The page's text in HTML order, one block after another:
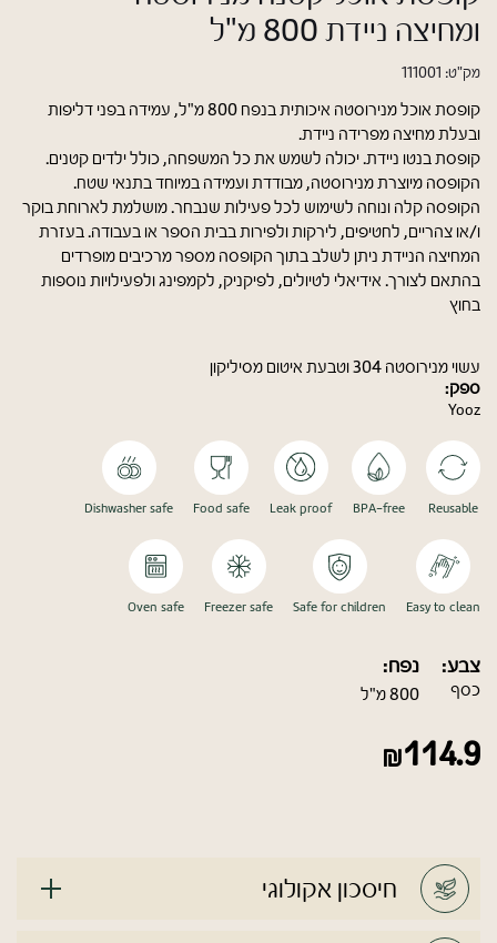
ומחיצה ניידת 800 מ"ל
קופסת אוכל מנירוסטה איכותית בנפח 800 מ"ל, עמידה בפני דליפות
ובעלת מחיצה מפרידה ניידת.
קופסת בנטו ניידת. יכולה לשמש את כל המשפחה, כולל ילדים קטנים.
הקופסה מיוצרת מנירוסטה, מבודדת ועמידה במיוחד בתנאי שטח.
הקופסה קלה ונוחה לשימוש לכל פעילות שנבחר. מושלמת לארוחת בוקר
ו/או צהריים, לחטיפים, לירקות ולפירות בבית הספר או בעבודה. בעזרת
המחיצה הניידת ניתן לשלב בתוך הקופסה מספר מרכיבים מופרדים
בהתאם לצורך. אידיאלי לטיולים, לפיקניק, לקמפינג ולפעילויות נוספות
בחוץ
ספק:
Yooz
מק"ט: 111001
צבע:
כסף
נפח:
800 מ"ל
Reusable
BPA-free
Leak proof
Food safe
Dishwasher safe
Easy to clean
Safe for children
Freezer safe
Oven safe
עשוי מנירוסטה 304 וטבעת איטום מסיליקון
114.9
חיסכון אקולוגי